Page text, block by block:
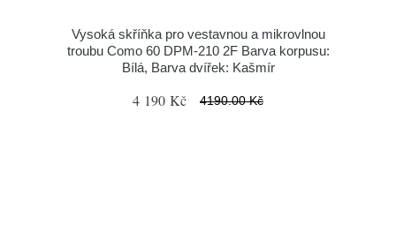
Vysoká skříňka pro vestavnou a mikrovlnou
troubu Como 60 DPM-210 2F Barva korpusu:
Bílá, Barva dvířek: Kašmír
4 190 Kč 4190.00 Kč